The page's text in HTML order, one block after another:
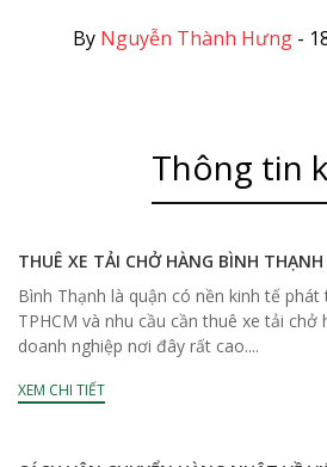
By Nguyễn Thành Hưng-
Thông tin
THUÊ XE TẢI CHỞ HÀNG BÌNH
Bình Thạnh là quận có nền kinh tế
TPHCM và nhu cầu cần thuê xe tải chở
doanh nghiệp nơi đây rất cao....
XEM CHI TIẾT